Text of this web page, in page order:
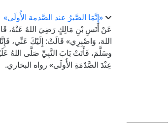
«إِنَّمَا الصَّبرُ عند الصَّدمة الأُولَى»
عَنْ أَنَسِ بْنِ مَالِكٍ رَضِيَ اللهُ عَنْهُ،
اللهَ، وَاصْبِرِي» قَالَتْ: إِلَيْكَ عَنِّي،
وسَلَّمَ، فَأَتَتْ بَابَ النَّبِيِّ صَلَّى اللهُ
عِنْدَ الصَّدْمَةِ الأُولَى» رواه البخاري.